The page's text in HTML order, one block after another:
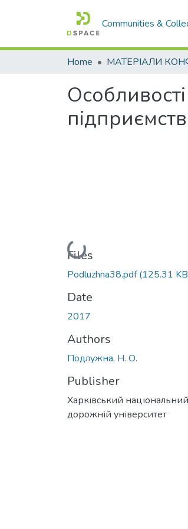
Communities &
Home
Loading...
Files
Podluzhna38.pdf(125.31
Date
2017
Authors
Подлужна, Н. О.
Publisher
Харківський
дорожній університет